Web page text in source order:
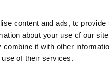
content and ads, to
about your use of our
it with other
use of their services.